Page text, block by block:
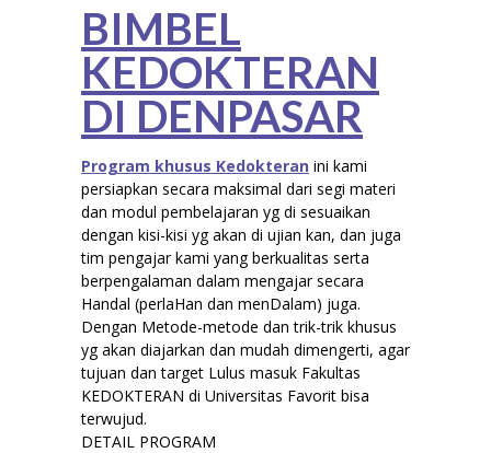
BIMBEL
KEDOKTERAN
DI DENPASAR
Program khusus Kedokteran ini kami
persiapkan secara maksimal dari segi materi
dan modul pembelajaran yg di sesuaikan
dengan kisi-kisi yg akan di ujian kan, dan juga
tim pengajar kami yang berkualitas serta
berpengalaman dalam mengajar secara
Handal (perlaHan dan menDalam) juga.
Dengan Metode-metode dan trik-trik khusus
yg akan diajarkan dan mudah dimengerti, agar
tujuan dan target Lulus masuk Fakultas
KEDOKTERAN di Universitas Favorit bisa
terwujud.
DETAIL PROGRAM